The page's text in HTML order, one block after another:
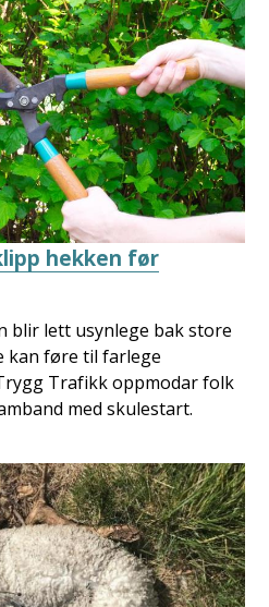
hekken før
blir lett usynlege bak store
kan føre til farlege
Trafikk oppmodar folk
med skulestart.